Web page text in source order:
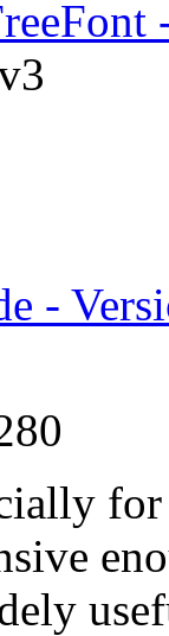
-